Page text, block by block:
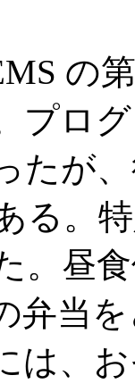
の
プロ
たが
る。
。昼
弁当
は、